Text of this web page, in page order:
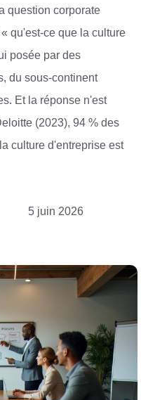
question corporate
qu'est-ce que la culture
posée par des
du sous-continent
Et la réponse n'est
(2023), 94 % des
culture d'entreprise est
5 juin 2026